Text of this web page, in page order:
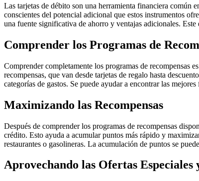
Las tarjetas de débito son una herramienta financiera común
conscientes del potencial adicional que estos instrumentos
una fuente significativa de ahorro y ventajas adicionales.
Comprender los Programas de
Comprender completamente los programas de recompensas
recompensas, que van desde tarjetas de regalo hasta
categorías de gastos. Se puede ayudar a encontrar las
Maximizando las Recompensas
Después de comprender los programas de recompensas
crédito. Esto ayuda a acumular puntos más rápido y
restaurantes o gasolineras. La acumulación de puntos se
Aprovechando las Ofertas Especiales